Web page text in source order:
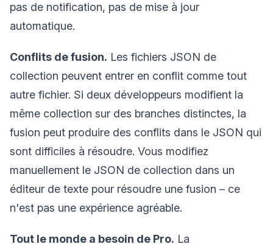
pas de notification, pas de mise à jour
automatique.
Conflits de fusion. Les fichiers JSON de
collection peuvent entrer en conflit comme tout
autre fichier. Si deux développeurs modifient la
même collection sur des branches distinctes, la
fusion peut produire des conflits dans le JSON qui
sont difficiles à résoudre. Vous modifiez
manuellement le JSON de collection dans un
éditeur de texte pour résoudre une fusion – ce
n'est pas une expérience agréable.
Tout le monde a besoin de Pro. La